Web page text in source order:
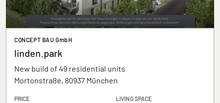
CONCEPT BAU GmbH
linden.park
New build of 49 residential units
Mortonstraße, 80937 München
PRICE LIVING SPACE